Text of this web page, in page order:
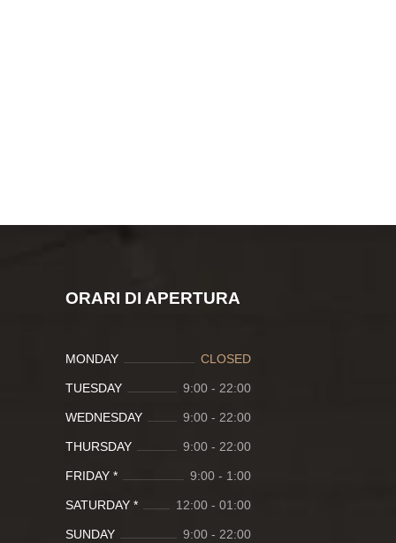
ORARI DI APERTURA
MONDAY CLOSED
TUESDAY 9:00 - 22:00
WEDNESDAY 9:00 - 22:00
THURSDAY 9:00 - 22:00
FRIDAY * 9:00 - 1:00
SATURDAY * 12:00 - 01:00
SUNDAY 9:00 - 22:00